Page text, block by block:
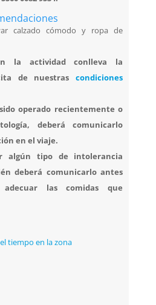
calzado cómodo y ropa de
la actividad conlleva la
de nuestrascondiciones
operado recientemente o
deberá comunicarlo
en el viaje.
algún tipo de intolerancia
deberá comunicarlo antes
las comidas que
tiempo en la zona